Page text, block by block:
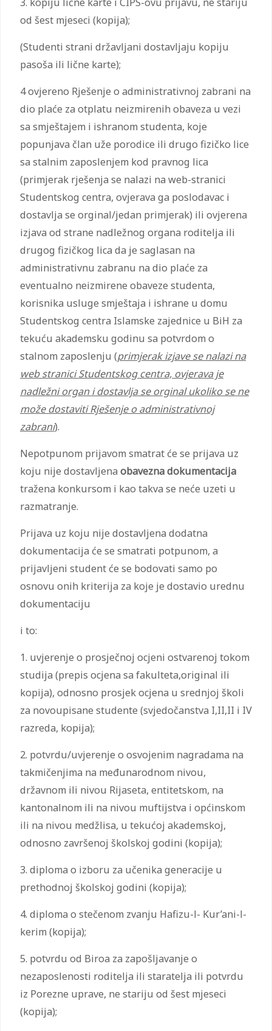
od šest mjeseci (kopija);
(Studenti strani državljani dostavljaju kopiju
pasoša ili lične karte);
4 ovjereno Rješenje o administrativnoj zabrani na
dio plaće za otplatu neizmirenih obaveza u vezi
sa smještajem i ishranom studenta, koje
popunjava član uže porodice ili drugo fizičko lice
sa stalnim zaposlenjem kod pravnog lica
(primjerak rješenja se nalazi na web-stranici
Studentskog centra, ovjerava ga poslodavac i
dostavlja se orginal/jedan primjerak) ili ovjerena
izjava od strane nadležnog organa roditelja ili
drugog fizičkog lica da je saglasan na
administrativnu zabranu na dio plaće za
eventualno neizmirene obaveze studenta,
korisnika usluge smještaja i ishrane u domu
Studentskog centra Islamske zajednice u BiH za
tekuću akademsku godinu sa potvrdom o
stalnom zaposlenju (primjerak izjave se nalazi na
web stranici Studentskog centra, ovjerava je
nadležni organ i dostavlja se orginal ukoliko se ne
može dostaviti Rješenje o administrativnoj
zabrani).
Nepotpunom prijavom smatrat će se prijava uz
koju nije dostavljena obavezna dokumentacija
tražena konkursom i kao takva se neće uzeti u
razmatranje.
Prijava uz koju nije dostavljena dodatna
dokumentacija će se smatrati potpunom, a
prijavljeni student će se bodovati samo po
osnovu onih kriterija za koje je dostavio urednu
dokumentaciju
i to:
1. uvjerenje o prosječnoj ocjeni ostvarenoj tokom
studija (prepis ocjena sa fakulteta,original ili
kopija), odnosno prosjek ocjena u srednjoj školi
za novoupisane studente (svjedočanstva I,II,II i IV
razreda, kopija);
2. potvrdu/uvjerenje o osvojenim nagradama na
takmičenjima na međunarodnom nivou,
državnom ili nivou Rijaseta, entitetskom, na
kantonalnom ili na nivou muftijstva i općinskom
ili na nivou medžlisa, u tekućoj akademskoj,
odnosno završenoj školskoj godini (kopija);
3. diploma o izboru za učenika generacije u
prethodnoj školskoj godini (kopija);
4. diploma o stečenom zvanju Hafizu-l- Kur’ani-l-
kerim (kopija);
5. potvrdu od Biroa za zapošljavanje o
nezaposlenosti roditelja ili staratelja ili potvrdu
iz Porezne uprave, ne stariju od šest mjeseci
(kopija);